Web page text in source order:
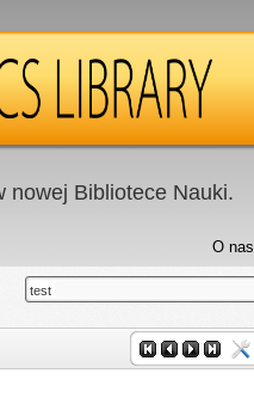
nowej Bibliotece Nauki.
O nas
test